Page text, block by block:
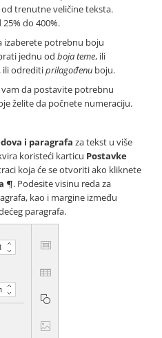
trenutne veličine teksta.
do 400%.
izaberete potrebnu boju
jednu od boja teme, ili
ili odreditiprilagođenu boju.
da postavite potrebnu
želite da počnete numeraciju.
i paragrafa za tekst u više
koristeći karticu Postavke
koja će se otvoriti ako kliknete
. Podesite visinu reda za
kao i margine između
paragrafa.